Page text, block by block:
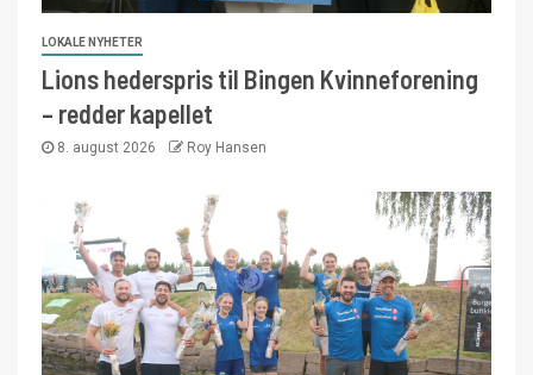
LOKALE NYHETER
Lions hederspris til Bingen Kvinneforening
– redder kapellet
8. august 2026 Roy Hansen